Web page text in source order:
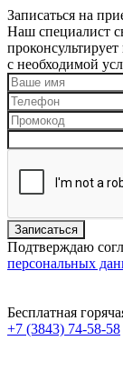
Записаться на
Наш специалист
с необходимой
Подтверждаю
персональных
Бесплатная
+7 (3843) 74-58-58